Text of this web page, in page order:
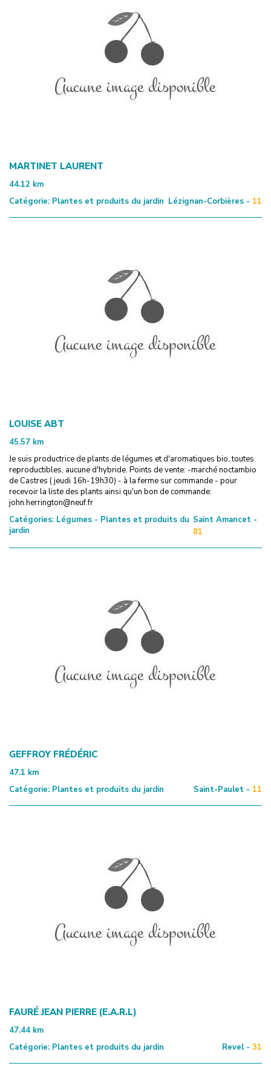
MARTINET LAURENT
44.12 km
Catégorie: Plantes et produits du jardin Lézignan-Corbières - 11
LOUISE ABT
45.57 km
Je suis productrice de plants de légumes et d'aromatiques bio, toutes
reproductibles, aucune d'hybride. Points de vente: -marché noctambio
de Castres ( jeudi 16h-19h30) - à la ferme sur commande - pour
recevoir la liste des plants ainsi qu'un bon de commande:
john.herrington@neuf.fr
Catégories: Légumes - Plantes et produits du
jardin
Saint Amancet -
81
GEFFROY FRÉDÉRIC
47.1 km
Catégorie: Plantes et produits du jardin Saint-Paulet - 11
FAURÉ JEAN PIERRE (E.A.R.L)
47.44 km
Catégorie: Plantes et produits du jardin Revel - 31